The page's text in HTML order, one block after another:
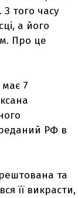
З того часу
а його
Про це
7
РФ в
та
її викрасти,